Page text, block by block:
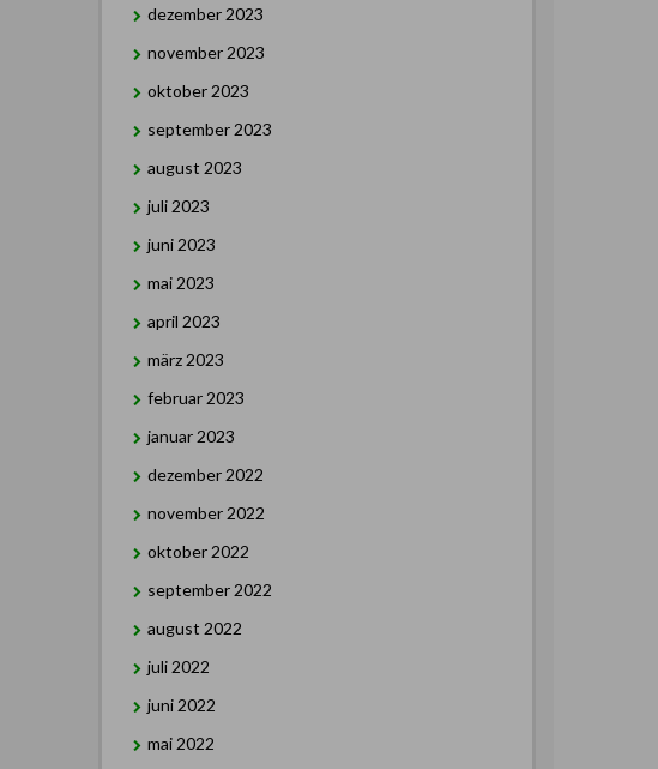
dezember 2023
november 2023
oktober 2023
september 2023
august 2023
juli 2023
juni 2023
mai 2023
april 2023
märz 2023
februar 2023
januar 2023
dezember 2022
november 2022
oktober 2022
september 2022
august 2022
juli 2022
juni 2022
mai 2022